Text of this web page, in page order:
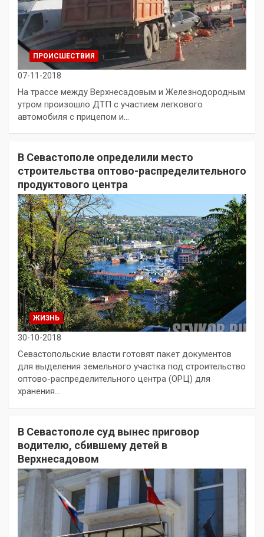
ПРОИСШЕСТВИЯ
07-11-2018
На трассе между Верхнесадовым и Железнодородным
утром произошло ДТП с участием легкового
автомобиля с прицепом и…
В Севастополе определили место
строительства оптово-распределительного
продуктового центра
ЖИЗНЬ
30-10-2018
Севастопольские власти готовят пакет документов
для выделения земельного участка под строительство
оптово-распределительного центра (ОРЦ) для
хранения…
В Севастополе суд вынес приговор
водителю, сбившему детей в
Верхнесадовом